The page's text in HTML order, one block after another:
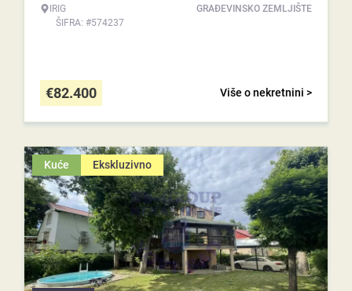
IRIG
ŠIFRA: #574237
GRAĐEVINSKO ZEMLJIŠTE
Više o nekretnini >
€82.400
Kuće Ekskluzivno